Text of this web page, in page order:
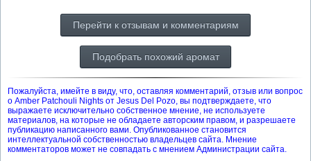
Перейти к отзывам и комментариям
Подобрать похожий аромат
Пожалуйста, имейте в виду, что, оставляя комментарий, отзыв или вопрос
о Amber Patchouli Nights от Jesus Del Pozo, вы подтверждаете, что
выражаете исключительно собственное мнение, не используете
материалов, на которые не обладаете авторским правом, и разрешаете
публикацию написанного вами. Опубликованное становится
интеллектуальной собственностью владельцев сайта. Мнение
комментаторов может не совпадать с мнением Администрации сайта.